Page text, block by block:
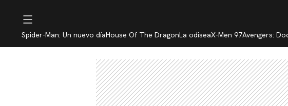
Spider-Man: Un nuevo díaHouse Of The DragonLa odiseaX-Men 97Avengers: